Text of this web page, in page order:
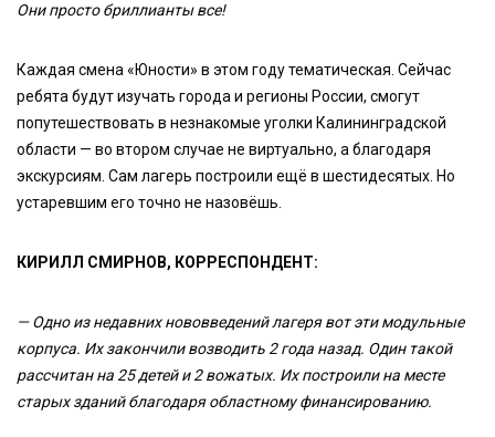
Они просто бриллианты все!
Каждая смена «Юности» в этом году тематическая. Сейчас
ребята будут изучать города и регионы России, смогут
попутешествовать в незнакомые уголки Калининградской
области — во втором случае не виртуально, а благодаря
экскурсиям. Сам лагерь построили ещё в шестидесятых. Но
устаревшим его точно не назовёшь.
КИРИЛЛ СМИРНОВ, КОРРЕСПОНДЕНТ:
— Одно из недавних нововведений лагеря вот эти модульные
корпуса. Их закончили возводить 2 года назад. Один такой
рассчитан на 25 детей и 2 вожатых. Их построили на месте
старых зданий благодаря областному финансированию.